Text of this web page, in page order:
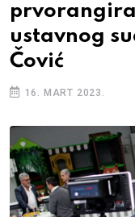
ustavnog
Čović
16. MART 2023.